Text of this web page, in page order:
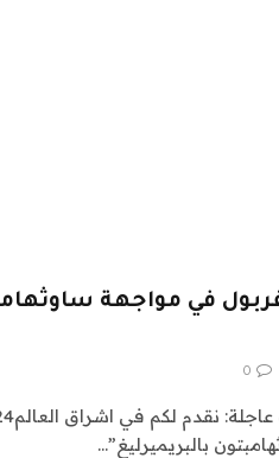
في مواجهة
0
بالبريميرليغ”…